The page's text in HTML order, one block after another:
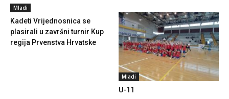
Mladi
Kadeti Vrijednosnica se
plasirali u završni turnir Kup
regija Prvenstva Hrvatske
Mladi
U-11